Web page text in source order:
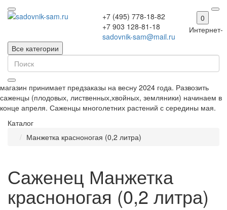
+7 (495) 778-18-82
+7 903 128-81-18
sadovnik-sam@mail.ru
0
Все категории
Интернет-
магазин принимает предзаказы на весну 2024 года. Развозить
саженцы (плодовых, лиственных,хвойных, земляники) начинаем в
конце апреля. Саженцы многолетних растений с середины мая.
Каталог
Манжетка красноногая (0,2 литра)
Саженец Манжетка
красноногая (0,2 литра)